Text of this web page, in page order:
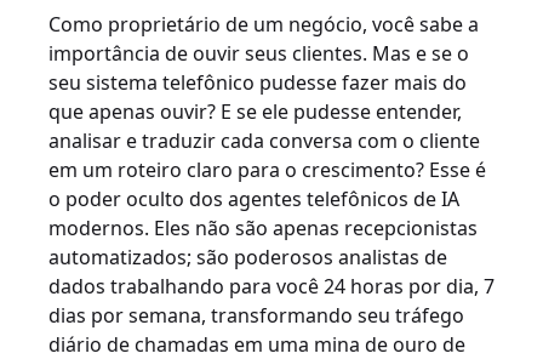
Como proprietário de um negócio, você sabe a
importância de ouvir seus clientes. Mas e se o
seu sistema telefônico pudesse fazer mais do
que apenas ouvir? E se ele pudesse entender,
analisar e traduzir cada conversa com o cliente
em um roteiro claro para o crescimento? Esse é
o poder oculto dos agentes telefônicos de IA
modernos. Eles não são apenas recepcionistas
automatizados; são poderosos analistas de
dados trabalhando para você 24 horas por dia, 7
dias por semana, transformando seu tráfego
diário de chamadas em uma mina de ouro de